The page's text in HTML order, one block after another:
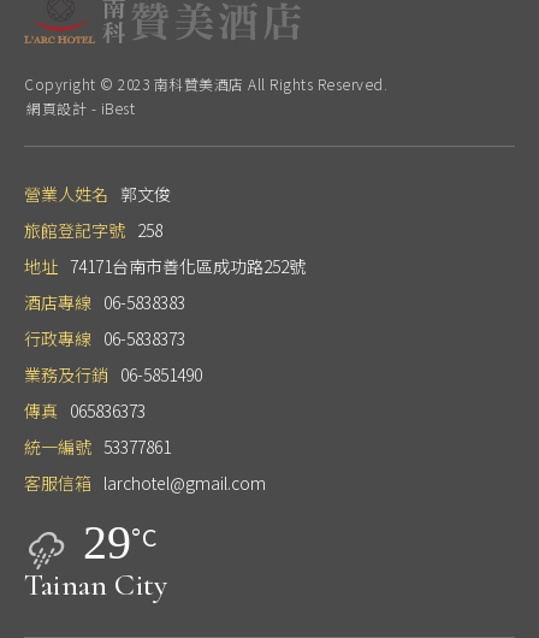
Copyright © 2023 南科贊美酒店 All Rights Reserved.
網頁設計 - iBest
營業人姓名 郭文俊
旅館登記字號 258
地址 74171台南市善化區成功路252號
酒店專線 06-5838383
行政專線 06-5838373
業務及行銷 06-5851490
傳真 065836373
統一編號 53377861
客服信箱 larchotel@gmail.com
29°C
Tainan City